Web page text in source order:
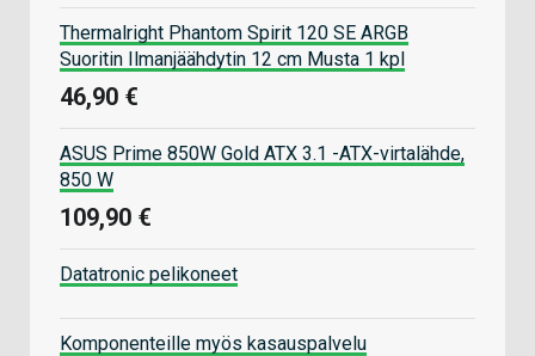
Thermalright Phantom Spirit 120 SE ARGB
Suoritin Ilmanjäähdytin 12 cm Musta 1 kpl
46,90 €
ASUS Prime 850W Gold ATX 3.1 -ATX-virtalähde,
850 W
109,90 €
Datatronic pelikoneet
Komponenteille myös kasauspalvelu